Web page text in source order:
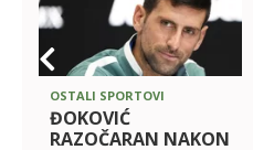
OSTALI SPORTOVI
ĐOKOVIĆ
RAZOČARAN NAKON